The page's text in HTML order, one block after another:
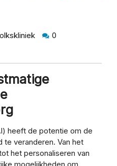
0
heeft de potentie om de
te veranderen. Van het
het personaliseren van
mogelijkheden om